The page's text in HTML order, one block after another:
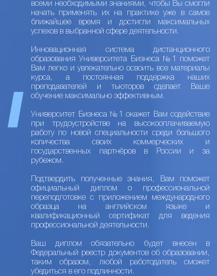
всеми необходимыми знаниями, чтобы Вы смогли
начать применять их на практике уже в самое
ближайшее время и достигли максимальных
успехов в выбранной сфере деятельности.
Инновационная система дистанционного
образования Университета Бизнеса №1 поможет
Вам легко и увлекательно освоить все материалы
курса, а постоянная поддержка наших
преподавателей и тьюторов сделает Ваше
обучение максимально эффективным.
Университет Бизнеса №1 окажет Вам содействие
при трудоустройстве на высокооплачиваемую
работу по новой специальности среди большого
количества своих коммерческих и
государственных партнёров в России и за
рубежом.
Подтвердить полученные знания, Вам поможет
официальный диплом о профессиональной
переподготовке с приложением международного
образца на английском языке и
квалификационный сертификат для ведения
профессиональной деятельности.
Ваш диплом обязательно будет внесен в
Федеральный реестр документов об образовании,
таким образом, любой работодатель сможет
убедиться в его подлинности.